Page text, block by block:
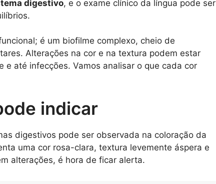
digestivo, e o exame clínico da língua pode ser
é um biofilme complexo, cheio de
Alterações na cor e na textura podem estar
até infecções. Vamos analisar o que cada cor
indicar
digestivos pode ser observada na coloração da
uma cor rosa-clara, textura levemente áspera e
alterações, é hora de ficar alerta.